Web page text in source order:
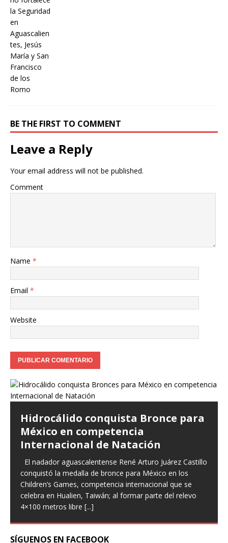
BE THE FIRST TO COMMENT
Leave a Reply
Your email address will not be published.
Comment
Name *
Email *
Website
Hidrocálido conquista Bronce para
México en competencia
Internacional de Natación
El nadador aguascalentense René Arturo Juárez Castillo
conquistó la medalla de bronce para México en los
Children’s Games, competencia internacional que se
celebra en Hualien, Taiwán; al formar parte del relevo
4×100 metros libre [...]
SÍGUENOS EN FACEBOOK